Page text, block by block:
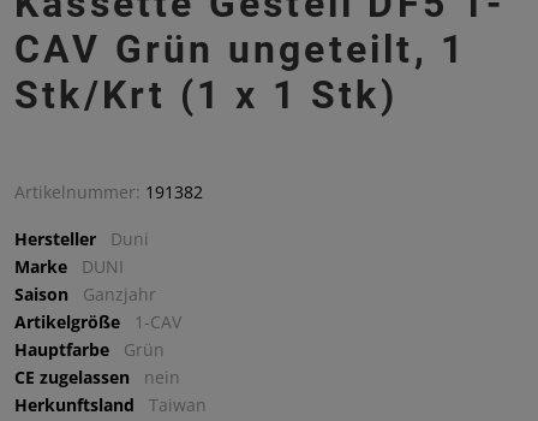
CAV Grün ungeteilt, 1
Stk/Krt (1 x 1 Stk)
Artikelnummer: 191382
Hersteller
Duni
Marke
DUNI
Saison
Ganzjahr
Artikelgröße
1-CAV
Hauptfarbe
Grün
CE zugelassen
nein
Herkunftsland
Taiwan